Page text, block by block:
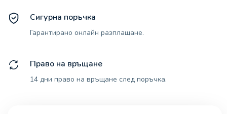
Сигурна поръчка
Гарантирано онлайн разплащане.
Право на връщане
14 дни право на връщане след поръчка.